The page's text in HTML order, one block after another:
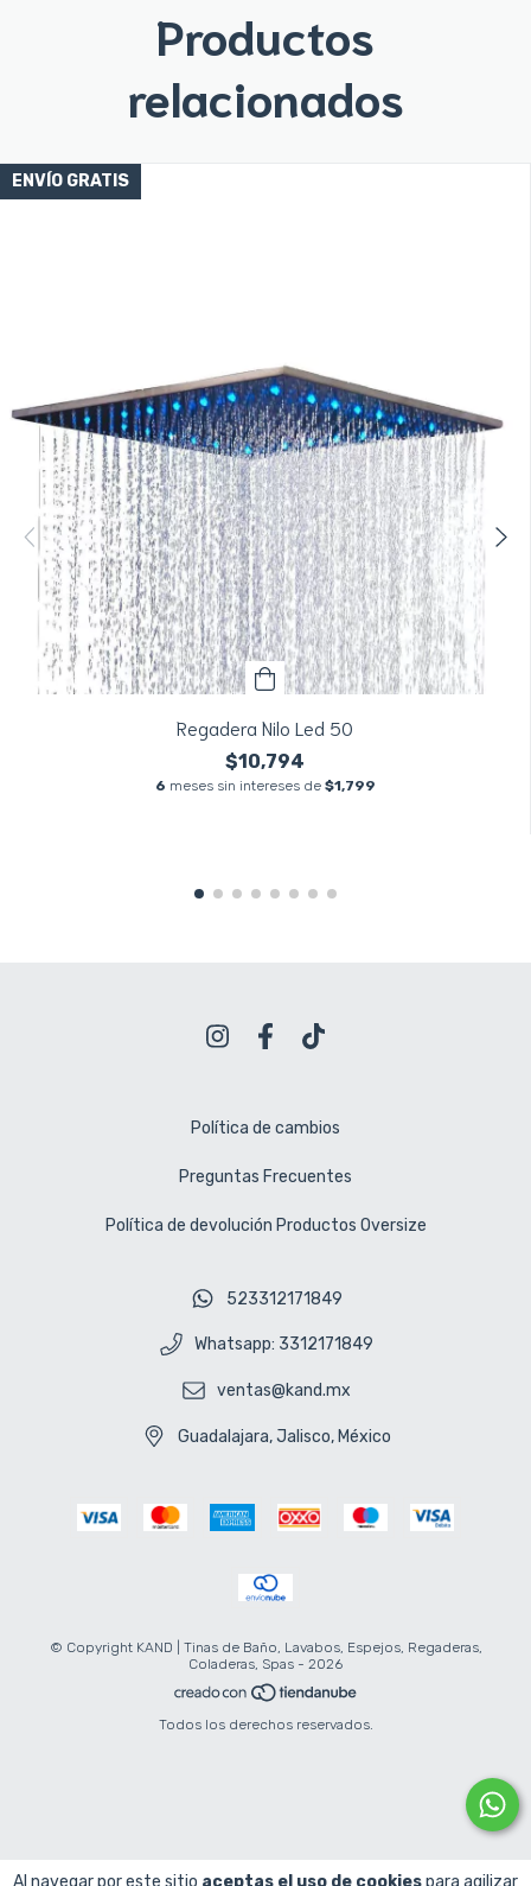
Al navegar por este sitio aceptas el uso de cookiespara agilizar
Productos
relacionados
ENVÍO GRATIS
Regadera Nilo Led 50
$10,794
6 meses sin intereses de $1,799
Política de cambios
Preguntas Frecuentes
Política de devolución Productos Oversize
523312171849
Whatsapp: 3312171849
ventas@kand.mx
Guadalajara, Jalisco, México
© Copyright KAND | Tinas de Baño, Lavabos, Espejos, Regaderas,
Coladeras, Spas - 2026
Todos los derechos reservados.